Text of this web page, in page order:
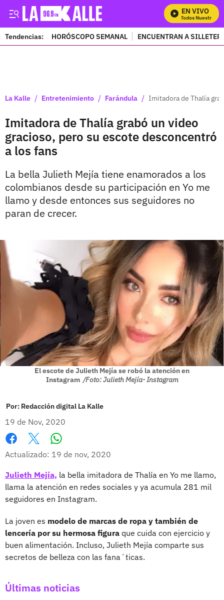
EN VIVO
Mira Todos Nuestros
Tendencias: HORÓSCOPO SEMANAL ENCUENTRAN A
La Kalle / Entretenimiento / Farándula / Imitadora de Thalía
Imitadora de Thalía grabó un video
gracioso, pero su escote desconcentró
a los fans
La bella Julieth Mejía tiene enamorados a los
colombianos desde su participación en Yo me
llamo y desde entonces sus seguidores no
paran de crecer.
El escote de Julieth Mejía se robó la atención en
Instagram /Foto: Julieth Mejía- Instagram
Por: Redacción digital La Kalle
19 de Nov, 2020
Facebook
X
Actualizado: 19 de nov, 2020
Julieth Mejía, la bella imitadora de Thalía en Yo me llamo,
llama la atención en redes sociales y ya acumula 281 mil
seguidores en Instagram.
La joven es modelo de marcas de ropa y también de
lencería por su hermosa figura que cuida con ejercicio y
buen alimentación. Incluso, Julieth Mejía comparte sus
secretos de belleza con las fana´ticas.
Últimas noticias